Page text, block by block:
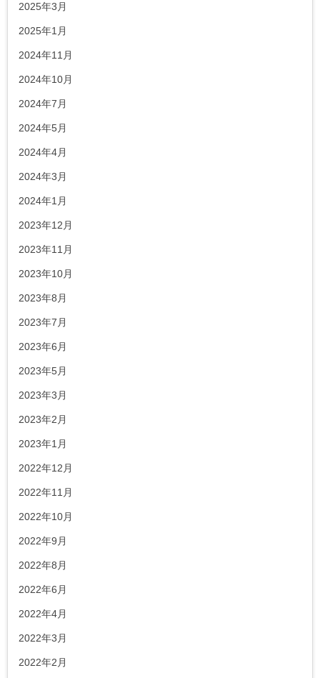
2025年3月
2025年1月
2024年11月
2024年10月
2024年7月
2024年5月
2024年4月
2024年3月
2024年1月
2023年12月
2023年11月
2023年10月
2023年8月
2023年7月
2023年6月
2023年5月
2023年3月
2023年2月
2023年1月
2022年12月
2022年11月
2022年10月
2022年9月
2022年8月
2022年6月
2022年4月
2022年3月
2022年2月